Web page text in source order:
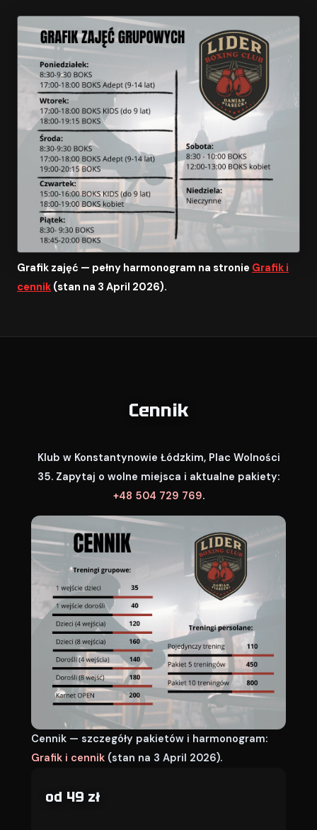
Grafik zajęć — pełny harmonogram na stronie Grafik i
cennik (stan na 3 April 2026).
Cennik
Klub w Konstantynowie Łódzkim, Plac Wolności
35. Zapytaj o wolne miejsca i aktualne pakiety:
+48 504 729 769.
Cennik — szczegóły pakietów i harmonogram:
Grafik i cennik (stan na 3 April 2026).
od 49 zł